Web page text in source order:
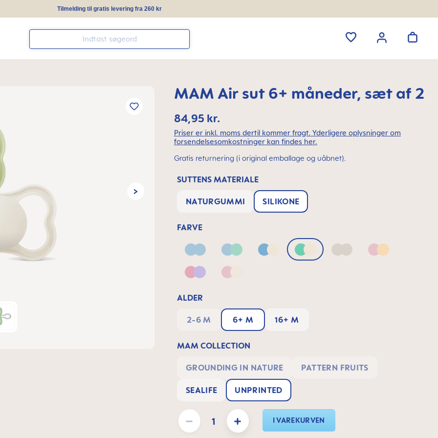
Tilmelding til gratis levering fra 260 kr
MAM Air sut 6+ måneder, sæt af 2
84,95 kr.
Priser er inkl. moms dertil kommer fragt. Yderligere oplysninger om
forsendelsesomkostninger kan findes her.
Gratis returnering (i original emballage og uåbnet).
SUTTENS MATERIALE
NATURGUMMI SILIKONE
FARVE
Blue Blue & GreenBlue & NeutralGreen & Neutral
Neutral Pink & Apricot
Pink & LilacPink & Neutral
ALDER
2-6 M 6+ M 16+ M
MAM COLLECTION
GROUNDING IN NATURE PATTERN FRUITS
SEALIFE UNPRINTED
Produktmængde: Indtast det ønskede beløb, eller brug knapperne til at øge eller formindske
I VAREKURVEN